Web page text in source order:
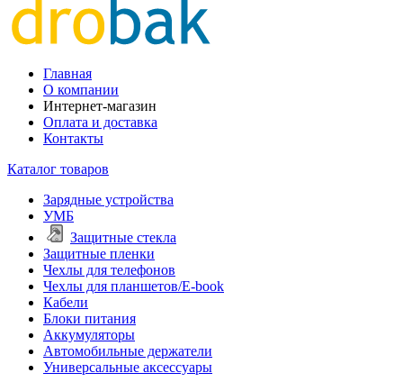
Главная
О компании
Интернет-магазин
Оплата и доставка
Контакты
Каталог товаров
Зарядные устройства
УМБ
Защитные стекла
Защитные пленки
Чехлы для телефонов
Чехлы для планшетов/E-book
Кабели
Блоки питания
Аккумуляторы
Автомобильные держатели
Универсальные аксессуары